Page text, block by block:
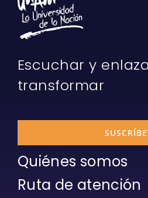
Escuchar y
transformar
Quiénes somos
Ruta de atención